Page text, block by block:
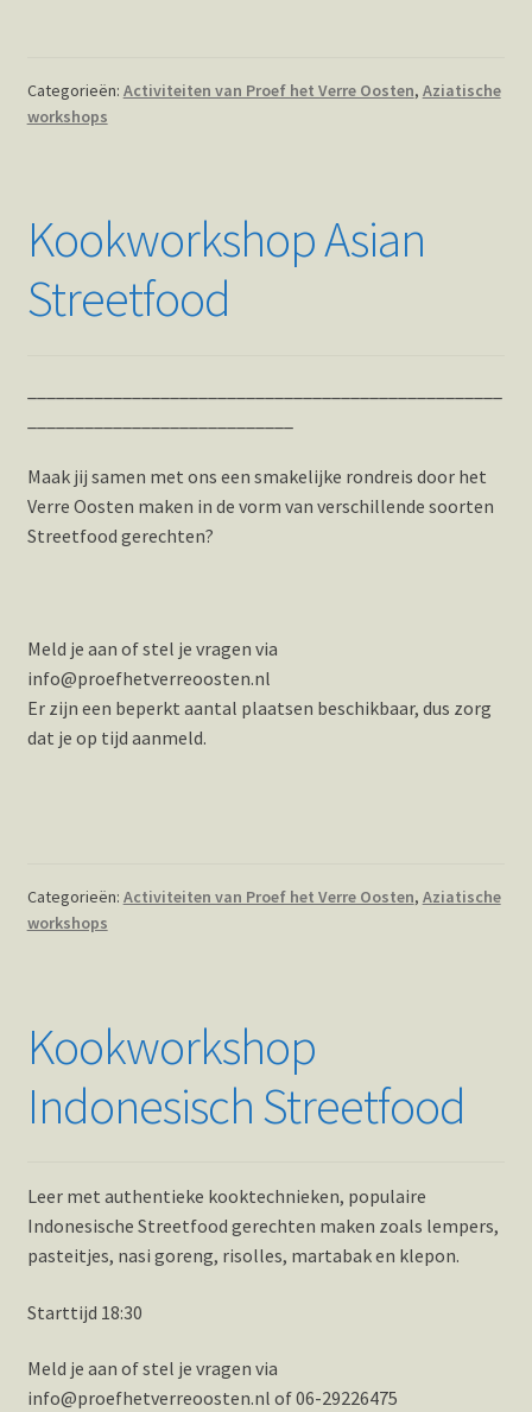
Categorieën: Activiteiten van Proef het Verre Oosten, Aziatische
workshops
Kookworkshop Asian
Streetfood
Maak jij samen met ons een smakelijke rondreis door het
Verre Oosten maken in de vorm van verschillende soorten
Streetfood gerechten?
Meld je aan of stel je vragen via
info@proefhetverreoosten.nl
Er zijn een beperkt aantal plaatsen beschikbaar, dus zorg
dat je op tijd aanmeld.
Categorieën: Activiteiten van Proef het Verre Oosten, Aziatische
workshops
Kookworkshop
Indonesisch Streetfood
Leer met authentieke kooktechnieken, populaire
Indonesische Streetfood gerechten maken zoals lempers,
pasteitjes, nasi goreng, risolles, martabak en klepon.
Starttijd 18:30
Meld je aan of stel je vragen via
info@proefhetverreoosten.nl of 06-29226475